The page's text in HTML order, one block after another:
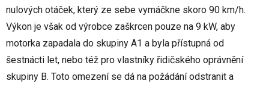
nulových otáček, který ze sebe vymáčkne skoro 90 km/h.
Výkon je však od výrobce zaškrcen pouze na 9 kW, aby
motorka zapadala do skupiny A1 a byla přístupná od
šestnácti let, nebo též pro vlastníky řidičského oprávnění
skupiny B. Toto omezení se dá na požádání odstranit a